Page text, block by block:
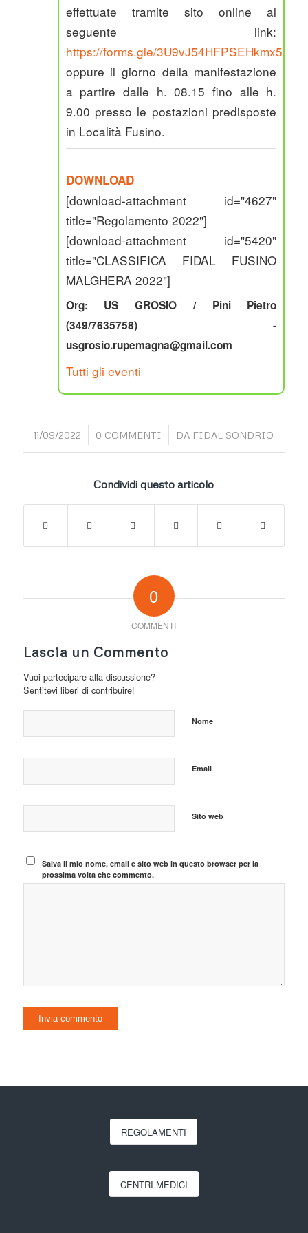
effettuate tramite sito online al
seguente link:
https://forms.gle/3U9vJ54HFPSEHkmx5
oppure il giorno della manifestazione
a partire dalle h. 08.15 fino alle h.
9.00 presso le postazioni predisposte
in Località Fusino.
DOWNLOAD
[download-attachment id="4627"
title="Regolamento 2022"]
[download-attachment id="5420"
title="CLASSIFICA FIDAL FUSINO
MALGHERA 2022"]
Org: US GROSIO / Pini Pietro
(349/7635758) -
usgrosio.rupemagna@gmail.com
Tutti gli eventi
11/09/2022
/ 0 COMMENTI
/ DA FIDAL SONDRIO
Condividi questo articolo
0
COMMENTI
Lascia un Commento
Vuoi partecipare alla discussione?
Sentitevi liberi di contribuire!
Nome
Email
Sito web
Salva il mio nome, email e sito web in questo browser per la
prossima volta che commento.
REGOLAMENTI
CENTRI MEDICI